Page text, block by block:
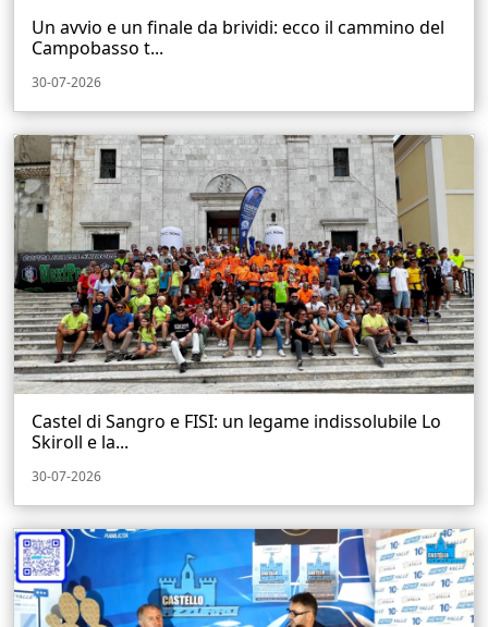
Un avvio e un finale da brividi: ecco il cammino del
Campobasso t...
30-07-2026
Castel di Sangro e FISI: un legame indissolubile Lo
Skiroll e la...
30-07-2026